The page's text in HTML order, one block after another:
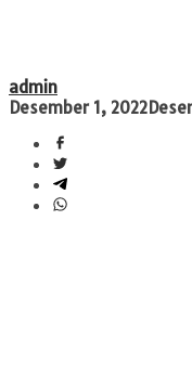
admin
Desember 1, 2022